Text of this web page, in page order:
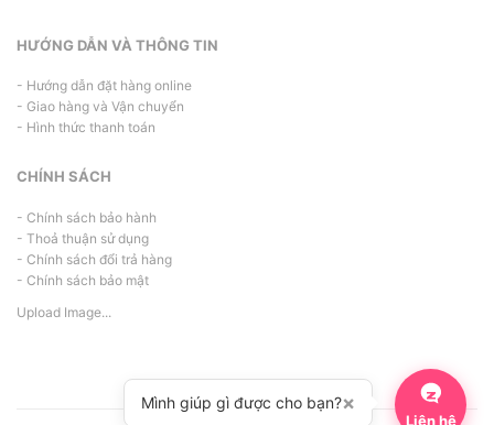
HƯỚNG DẪN VÀ THÔNG TIN
- Hướng dẫn đặt hàng online
- Giao hàng và Vận chuyển
- Hình thức thanh toán
CHÍNH SÁCH
- Chính sách bảo hành
- Thoả thuận sử dụng
- Chính sách đổi trả hàng
- Chính sách bảo mật
Upload Image...
Mình giúp gì được cho bạn?×
Liên hệ